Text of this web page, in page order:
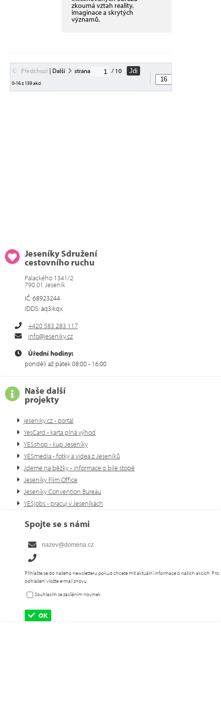
zkoumá vztah reality,
imaginace a skrytých
významů.
Předchozí| Další strana / 10 Jdi
0-16 z 159 akcí
Jeseníky Sdružení
cestovního ruchu
Palackého 1341/2
790 01 Jeseník
IČ: 68923244
IDDS: aq3ikqx
+420 583 283 117
info@jeseniky.cz
Úřední hodiny:
pondělí až pátek 08:00 - 16:00
Naše další
projekty
jeseniky.cz - portál
YesCard - karta plná výhod
YESshop - kup Jeseníky
YESmedia - fotky a videa z Jeseníků
Jdeme na běžky - informace o bíle stopě
Jeseníky Film Office
Jeseníky Convention Bureau
YESjobs - pracuj v Jeseníkách
Spojte se s námi
Přihlašte se do našeho newsletteru pokud chcete mít aktuální informace o našich akcích. Pro
odhlášení vložte e-mail znovu.
Souhlasím se zasíláním novinek
OK